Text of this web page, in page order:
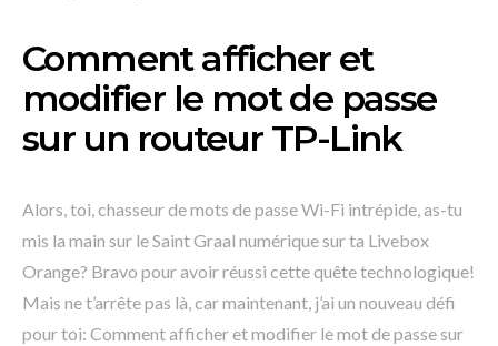
Comment afficher et
modifier le mot de passe
sur un routeur TP-Link
Alors, toi, chasseur de mots de passe Wi-Fi intrépide, as-tu
mis la main sur le Saint Graal numérique sur ta Livebox
Orange? Bravo pour avoir réussi cette quête technologique!
Mais ne t’arrête pas là, car maintenant, j’ai un nouveau défi
pour toi: Comment afficher et modifier le mot de passe sur